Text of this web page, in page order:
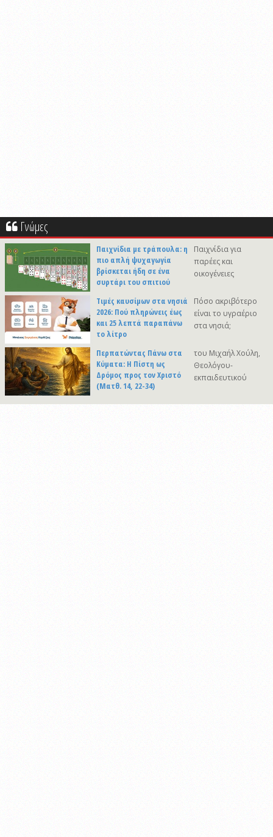
Γνώμες
Παιχνίδια με τράπουλα: η
πιο απλή ψυχαγωγία
βρίσκεται ήδη σε ένα
συρτάρι του σπιτιού
Παιχνίδια για
παρέες και
οικογένειες
Τιμές καυσίμων στα νησιά
2026: Πού πληρώνεις έως
και 25 λεπτά παραπάνω
το λίτρο
Πόσο ακριβότερο
είναι το υγραέριο
στα νησιά;
Περπατώντας Πάνω στα
Κύματα: Η Πίστη ως
Δρόμος προς τον Χριστό
(Ματθ. 14, 22-34)
του Μιχαήλ Χούλη,
Θεολόγου-
εκπαιδευτικού